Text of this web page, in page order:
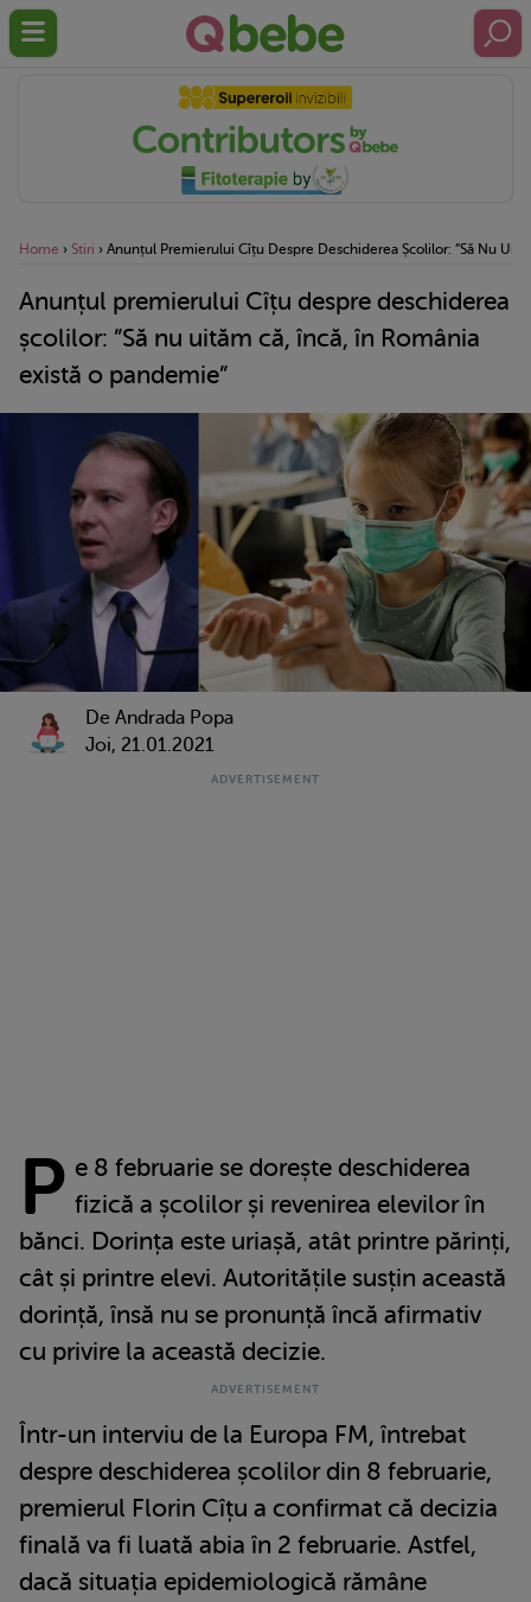
Home › Stiri › Anunțul Premierului Cîțu Despre Deschiderea Școlilor: ”Să Nu
Anunțul premierului Cîțu despre deschiderea
școlilor: ”Să nu uităm că, încă, în România
există o pandemie”
De Andrada Popa
Joi, 21.01.2021
P e 8 februarie se dorește deschiderea
fizică a școlilor și revenirea elevilor în
bănci. Dorința este uriașă, atât printre părinți,
cât și printre elevi. Autoritățile susțin această
dorință, însă nu se pronunță încă afirmativ
cu privire la această decizie.
Într-un interviu de la Europa FM, întrebat
despre deschiderea școlilor din 8 februarie,
premierul Florin Cîțu a confirmat că decizia
finală va fi luată abia în 2 februarie. Astfel,
dacă situația epidemiologică rămâne